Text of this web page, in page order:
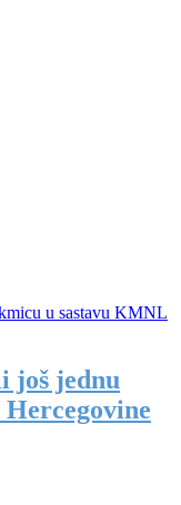
još jednu